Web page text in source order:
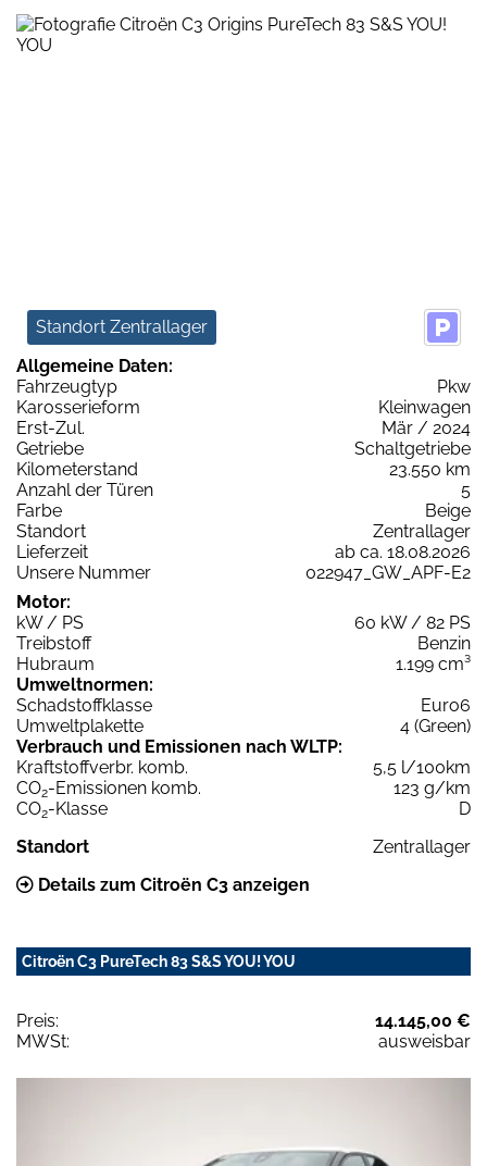
Standort Zentrallager
Allgemeine Daten:
Fahrzeugtyp
Pkw
Karosserieform
Kleinwagen
Erst-Zul.
Mär / 2024
Getriebe
Schaltgetriebe
Kilometerstand
23.550 km
Anzahl der Türen
5
Farbe
Beige
Standort
Zentrallager
Lieferzeit
ab ca. 18.08.2026
Unsere Nummer
022947_GW_APF-E2
Motor:
kW / PS
60 kW / 82 PS
Treibstoff
Benzin
Hubraum
1.199 cm³
Umweltnormen:
Schadstoffklasse
Euro6
Umweltplakette
4 (Green)
Verbrauch und Emissionen nach WLTP:
Kraftstoffverbr. komb.
5,5 l/100km
CO2-Emissionen komb.
123 g/km
CO2-Klasse
D
Standort
Zentrallager
Details zum Citroën C3 anzeigen
Citroën C3 PureTech 83 S&S YOU! YOU
Preis:
14.145,00 €
MWSt:
ausweisbar